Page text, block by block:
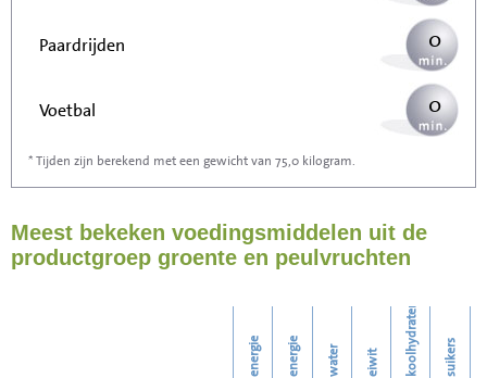
Paardrijden 0
Voetbal 0
Stofzuigen
Strijken
0
* Tijden zijn berekend met een gewicht van 75,0 kilogram.
Meest bekeken voedingsmiddelen uit de
productgroep groente en peulvruchten
energie energie water eiwit koolhydraten suikers